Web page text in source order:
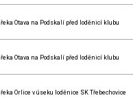
řeka Otava na Podskalí před loděnicí klubu
řeka Otava na Podskalí před loděnicí klubu
řeka Orlice v úseku loděnice SK Třebechovice